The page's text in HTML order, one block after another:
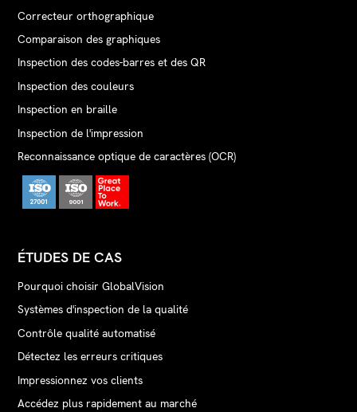
Correcteur orthographique
Comparaison des graphiques
Inspection des codes-barres et des QR
Inspection des couleurs
Inspection en braille
Inspection de l'impression
Reconnaissance optique de caractères (OCR)
ÉTUDES DE CAS
Pourquoi choisir GlobalVision
Systèmes d'inspection de la qualité
Contrôle qualité automatisé
Détectez les erreurs critiques
Impressionnez vos clients
Accédez plus rapidement au marché